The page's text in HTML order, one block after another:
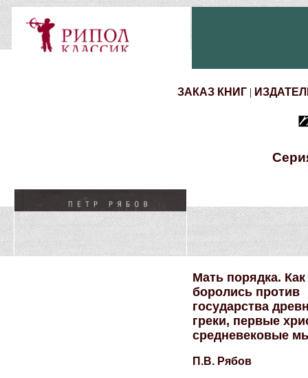
ЗАКАЗ КНИГ |
Мать порядка. Как
боролись против
государства
греки, первые
средневековые
П.В. Рябов